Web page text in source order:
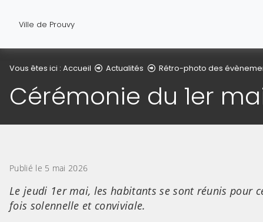
Ville de Prouvy
Vous êtes ici : Accueil Actualités Rétro-photo des
Cérémonie du 1er
Publié le 5 mai 2026
Le jeudi 1er mai, les habitants se sont réunis pour
fois solennelle et conviviale.